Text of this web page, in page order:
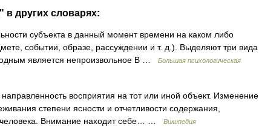
других словарях:
субъекта в данный момент времени на каком либо
событии, образе, рассуждении и т. д.). Выделяют три вида
является непроизвольное В …
Большая психологическая
восприятия на тот или иной объект. Изменение
степени ясности и отчетливости содержания,
Внимание находит себе… …
Википедия